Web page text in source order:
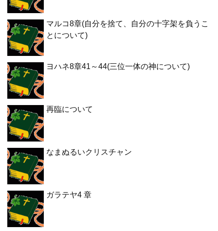
マルコ8章(自分を捨て、自分の十字架を負うこ
とについて)
ヨハネ8章41～44(三位一体の神について)
再臨について
なまぬるいクリスチャン
ガラテヤ4 章